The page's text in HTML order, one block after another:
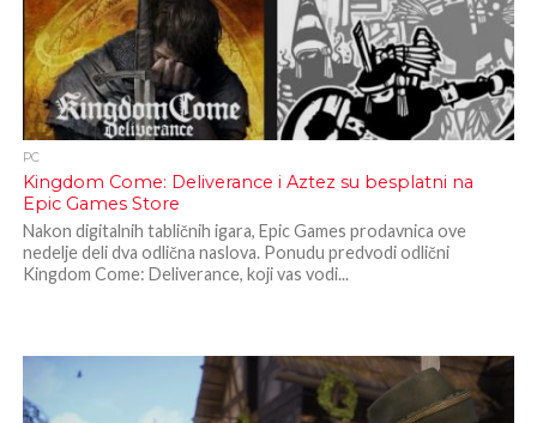
PC
Kingdom Come: Deliverance i Aztez su besplatni na
Epic Games Store
Nakon digitalnih tabličnih igara, Epic Games prodavnica ove
nedelje deli dva odlična naslova. Ponudu predvodi odlični
Kingdom Come: Deliverance, koji vas vodi...